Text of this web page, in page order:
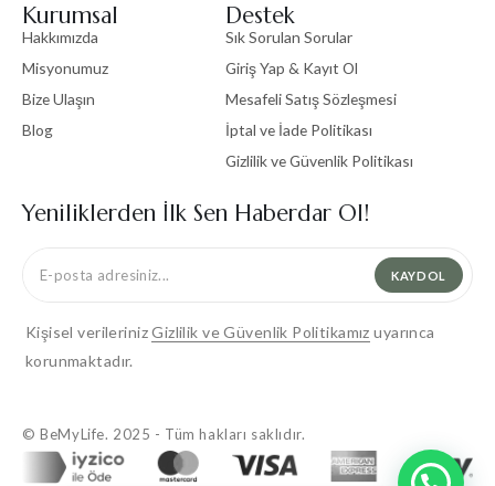
Kurumsal
Hakkımızda
Misyonumuz
Bize Ulaşın
Blog
Destek
Sık Sorulan Sorular
Giriş Yap & Kayıt Ol
Mesafeli Satış Sözleşmesi
İptal ve İade Politikası
Gizlilik ve Güvenlik Politikası
Yeniliklerden İlk Sen Haberdar Ol!
KAYDOL
Kişisel verilerinizGizlilik ve Güvenlik Politikamız uyarınca
korunmaktadır.
© BeMyLife. 2025 - Tüm hakları saklıdır.